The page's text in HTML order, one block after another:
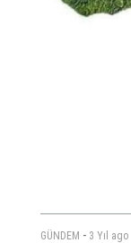
GÜNDEM - 3 Yıl ago